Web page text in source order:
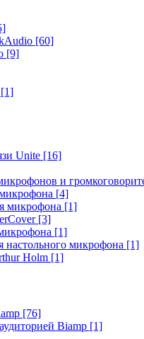
[60]
[9]
[1]
Unite [16]
и
[4]
микрофона [1]
[3]
[1]
настольного микрофона [1]
Holm [1]
[76]
Biamp [1]